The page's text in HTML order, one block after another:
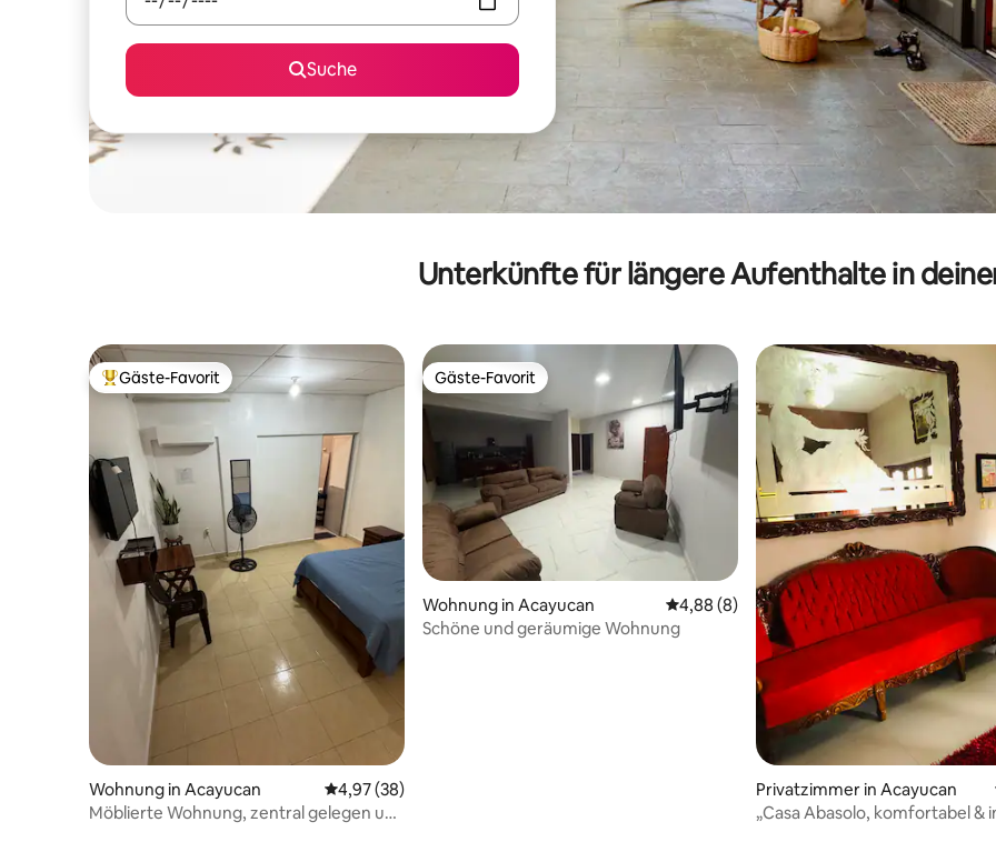
Suche
Unterkünfte für längere Aufenthalte in
Beliebter Gäste-Favorit.
Gäste-Favorit
Wohnung in Acayucan Durchschnittliche Bewertung: 4,97 von 5, 38 Bewertungen
4,97 (38)
Möblierte Wohnung, zentral gelegen und
Gäste-Favorit
Gäste-Favorit
Wohnung in Acayucan Durchschnittliche Bewertung: 4,88 von 5,
4,88 (8)
Schöne und geräumige Wohnung
Privatzimmer in Acayucan
„Casa Abasolo, komfortabel &